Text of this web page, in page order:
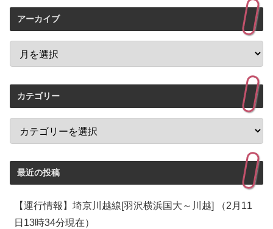
アーカイブ
カテゴリー
最近の投稿
【運行情報】埼京川越線[羽沢横浜国大～川越] （2月11
日13時34分現在）